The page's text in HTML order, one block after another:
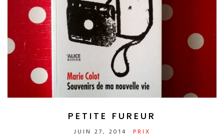
PETITE FUREUR
JUIN 27, 2014 PRIX